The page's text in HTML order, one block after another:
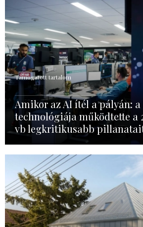
Támogatott tartalom
Amikor az AI ítél a pályán: a
technológiája működtette a
vb legkritikusabb